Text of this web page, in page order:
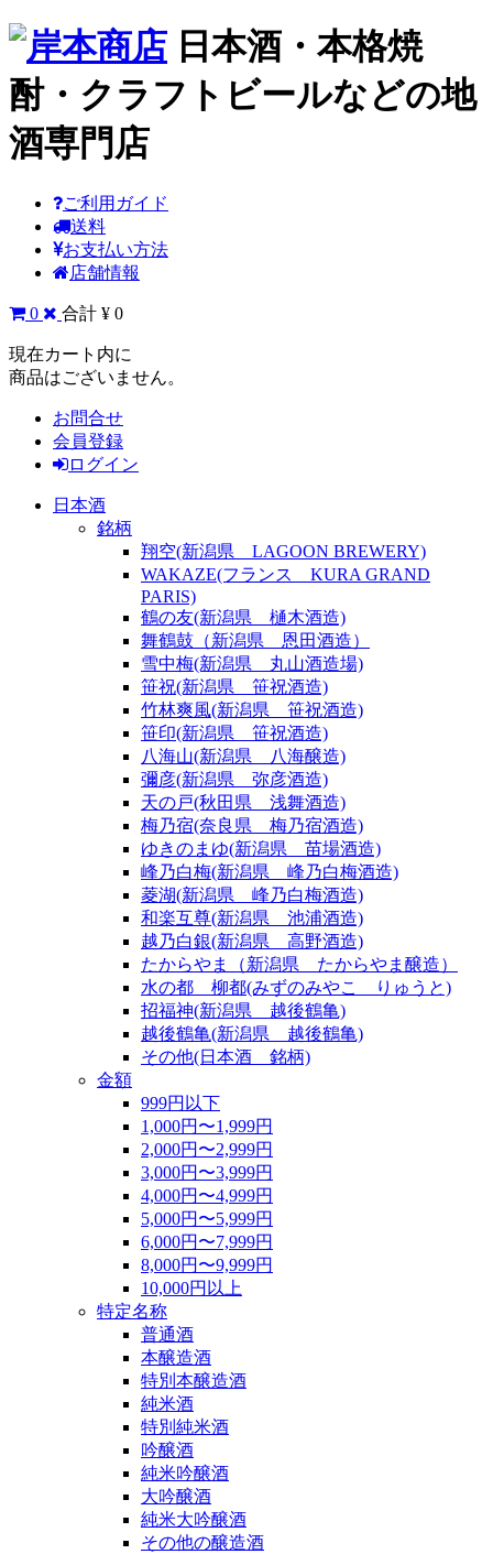
日本酒・本格焼
酎・クラフトビールなどの地
酒専門店
ご利用ガイド
送料
お支払い方法
店舗情報
0 合計 ¥ 0
現在カート内に
商品はございません。
お問合せ
会員登録
ログイン
日本酒
銘柄
翔空(新潟県 LAGOON BREWERY)
WAKAZE(フランス KURA GRAND
PARIS)
鶴の友(新潟県 樋木酒造)
舞鶴鼓（新潟県 恩田酒造）
雪中梅(新潟県 丸山酒造場)
笹祝(新潟県 笹祝酒造)
竹林爽風(新潟県 笹祝酒造)
笹印(新潟県 笹祝酒造)
八海山(新潟県 八海醸造)
彌彦(新潟県 弥彦酒造)
天の戸(秋田県 浅舞酒造)
梅乃宿(奈良県 梅乃宿酒造)
ゆきのまゆ(新潟県 苗場酒造)
峰乃白梅(新潟県 峰乃白梅酒造)
菱湖(新潟県 峰乃白梅酒造)
和楽互尊(新潟県 池浦酒造)
越乃白銀(新潟県 高野酒造)
たからやま（新潟県 たからやま醸造）
水の都 柳都(みずのみやこ りゅうと)
招福神(新潟県 越後鶴亀)
越後鶴亀(新潟県 越後鶴亀)
その他(日本酒 銘柄)
金額
999円以下
1,000円〜1,999円
2,000円〜2,999円
3,000円〜3,999円
4,000円〜4,999円
5,000円〜5,999円
6,000円〜7,999円
8,000円〜9,999円
10,000円以上
特定名称
普通酒
本醸造酒
特別本醸造酒
純米酒
特別純米酒
吟醸酒
純米吟醸酒
大吟醸酒
純米大吟醸酒
その他の醸造酒